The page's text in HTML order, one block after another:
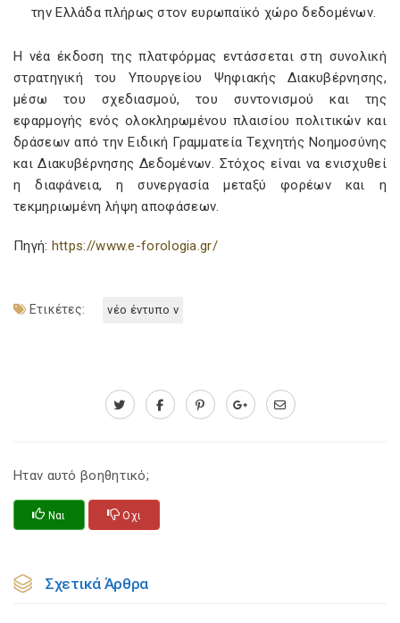
την Ελλάδα πλήρως στον ευρωπαϊκό χώρο δεδομένων.
Η νέα έκδοση της πλατφόρμας εντάσσεται στη συνολική
στρατηγική του Υπουργείου Ψηφιακής Διακυβέρνησης,
μέσω του σχεδιασμού, του συντονισμού και της
εφαρμογής ενός ολοκληρωμένου πλαισίου πολιτικών και
δράσεων από την Ειδική Γραμματεία Τεχνητής Νοημοσύνης
και Διακυβέρνησης Δεδομένων. Στόχος είναι να ενισχυθεί
η διαφάνεια, η συνεργασία μεταξύ φορέων και η
τεκμηριωμένη λήψη αποφάσεων.
Πηγή: https://www.e-forologia.gr/
Ετικέτες: νέο έντυπο ν
Ηταν αυτό βοηθητικό;
Ναι Οχι
Σχετικά Άρθρα